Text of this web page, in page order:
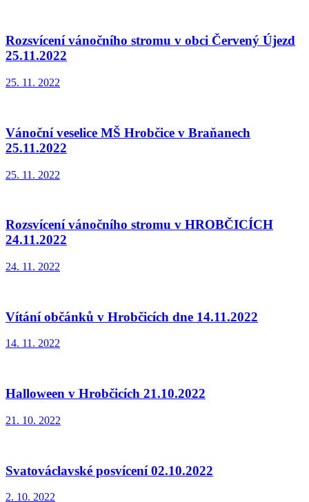
Rozsvícení vánočního stromu v obci Červený Újezd
25.11.2022
25. 11. 2022
Vánoční veselice MŠ Hrobčice v Braňanech
25.11.2022
25. 11. 2022
Rozsvícení vánočního stromu v HROBČICÍCH
24.11.2022
24. 11. 2022
Vítání občánků v Hrobčicích dne 14.11.2022
14. 11. 2022
Halloween v Hrobčicích 21.10.2022
21. 10. 2022
Svatováclavské posvícení 02.10.2022
2. 10. 2022